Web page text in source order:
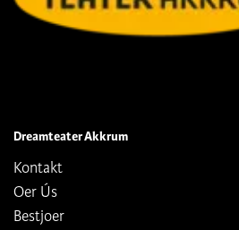
Dreamteater Akkrum
Kontakt
Oer Ús
Bestjoer